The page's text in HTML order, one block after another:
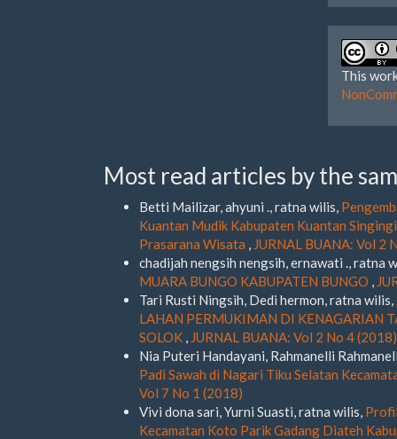
This
Most read articles by the
Betti Mailizar, ahyuni ., ratna wilis,
Kuantan Mudik Kabupaten Kuantan
Prasarana Wisata
JURNAL BUANA: Vol 2
chadijah nengsih nengsih, ernawati ., ratna
MUARA BUNGO KABUPATEN BUNGO
Tari Rusti Ningsih, Dedi hermon, ratna wilis,
LAHAN PERMUKIMAN DI KENAGARIAN
SOLOK
JURNAL BUANA: Vol 2 No 4 (2018)
Nia Puteri Handayani, Rahmanelli
Padi Sawah di Nagari Tiku Selatan
Vol 7 No 1 (2018)
Vivi dona sari, Yurni Suasti, ratna wilis,
Kecamatan Koto Parik Gadang Diateh